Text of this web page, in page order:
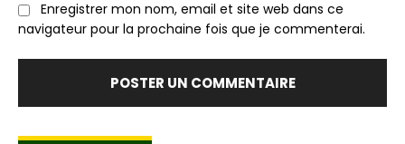
Enregistrer mon nom, email et site web dans ce
navigateur pour la prochaine fois que je commenterai.